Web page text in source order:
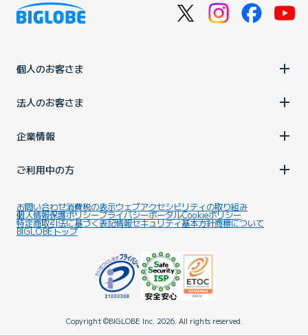
宅内機器交換にともなうご注意について
ご利用中のホームゲートウェイが「BL902HW」、「BL172
G.fast対応の機器をお持ちではない場合は、対応機器をお送り
しますので、交換をお願いいたします。
ます。(年末年始や連休の場合にはさらにお時間をいただく場
交換後の宅内機器は「ホームゲートウェイ
つ必要となりますので、電源タップなどのご準備をお願いいた
します。
宅内機器の交換は、宅内機器に同梱する「
G契約がご利用可能となるタイミングは、新しい宅内機器を接
続し電源を入れた翌日からとなります。
接続し、電源を入れた後は、現在ご利用中の宅内機器はご利用
個人のお客さま
法人のお客さま
企業情報
ご利用中の方
お問い合わせ消費税の表示ウェブアクセシビリティの取り組み
個人情報保護ポリシープライバシーポータルCookieポリシー
特定商取引法に基づく表記情報セキュリティ基本方針商標について
BIGLOBEトップ
Copyright ©BIGLOBE Inc. 2026. All rights reserved.